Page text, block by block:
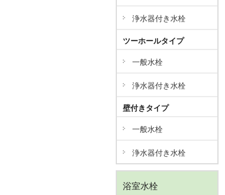
浄水器付き水栓
ツーホールタイプ
一般水栓
浄水器付き水栓
壁付きタイプ
一般水栓
浄水器付き水栓
浴室水栓